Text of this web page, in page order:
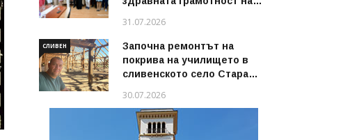
семейства
31.07.2026
СЛИВЕН
Започна ремонтът на
покрива на училището в
сливенското село Стара
30.07.2026